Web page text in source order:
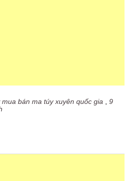
bán ma túy xuyên quốc gia ,9